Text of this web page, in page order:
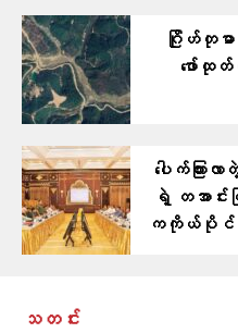
ဂြိုဟ်တုဓ
ဖော်ထု
ပေါက်ကြား
ရဲ့ တအာင်
ကကိုယ်ပိုင်အု
သတင်း